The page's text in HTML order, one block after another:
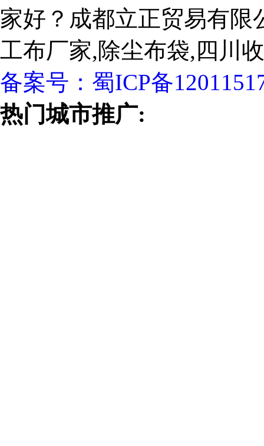
家好？成都立正贸易有
工布厂家,除尘布袋,四川
备案号： 蜀ICP备
热门城市推广: